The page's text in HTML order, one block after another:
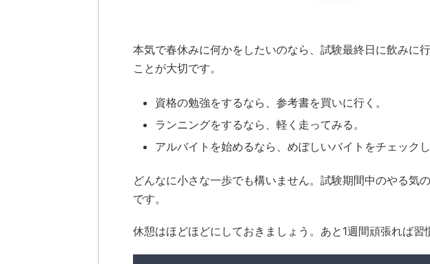
本気で春休みに何かをしたいのなら、試験最終日に飲みに
ことが大切です。
資格の勉強をするなら、参考書を買いに行く。
ランニングをするなら、軽く走ってみる。
アルバイトを始めるなら、めぼしいバイトをチェックし
どんなに小さな一歩でも構いません。試験期間中のやる気
です。
休憩はほどほどにしておきましょう。あと1週間頑張れば習